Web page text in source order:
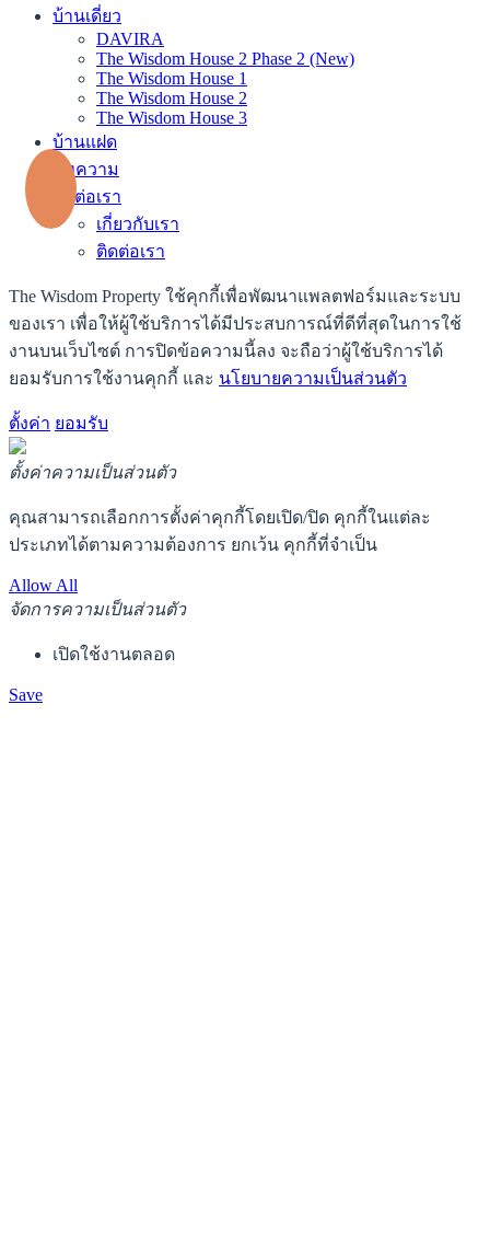
บ้านเดี่ยว
DAVIRA
The Wisdom House 2 Phase 2 (New)
The Wisdom House 1
The Wisdom House 2
The Wisdom House 3
บ้านแฝด
บทความ
ติดต่อเรา
เกี่ยวกับเรา
ติดต่อเรา
The Wisdom Property ใช้คุกกี้เพื่อพัฒนาแพลตฟอร์มและระบบ
ของเรา เพื่อให้ผู้ใช้บริการได้มีประสบการณ์ที่ดีที่สุดในการใช้
งานบนเว็บไซต์ การปิดข้อความนี้ลง จะถือว่าผู้ใช้บริการได้
ยอมรับการใช้งานคุกกี้ และ นโยบายความเป็นส่วนตัว
ตั้งค่า ยอมรับ
ตั้งค่าความเป็นส่วนตัว
คุณสามารถเลือกการตั้งค่าคุกกี้โดยเปิด/ปิด คุกกี้ในแต่ละ
ประเภทได้ตามความต้องการ ยกเว้น คุกกี้ที่จำเป็น
Allow All
จัดการความเป็นส่วนตัว
เปิดใช้งานตลอด
Save